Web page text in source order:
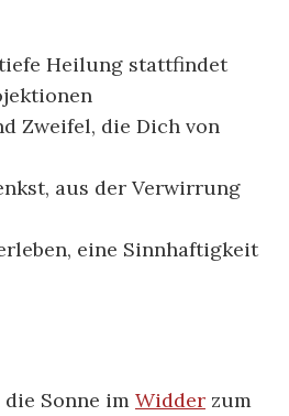
Heilung stattfindet
Zweifel, die Dich von
aus der Verwirrung
eine Sinnhaftigkeit
Sonne im Widder zum